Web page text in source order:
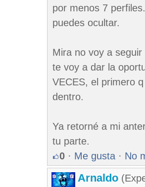
por menos 7
puedes ocultar.
Mira no voy a
te voy a dar la
VECES, el primero
dentro.
Ya retorné a mi
tu parte.
0 · Me gusta · No
Arnaldo